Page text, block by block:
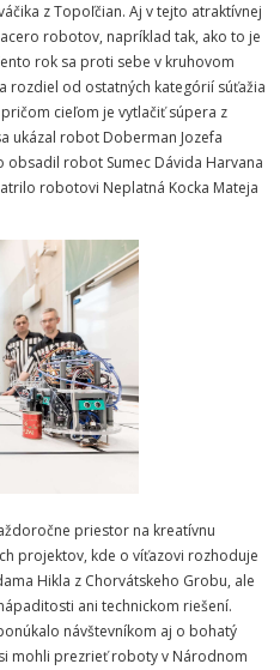
z Topoľčian. Aj v tejto atraktívnej
robotov, napríklad tak, ako to je
rok sa proti sebe v kruhovom
rozdiel od ostatných kategórií súťažia
cieľom je vytlačiť súpera z
ukázal robot Doberman Jozefa
obsadil robot Sumec Dávida Harvana
robotovi Neplatná Kocka Mateja
priestor na kreatívnu
projektov, kde o víťazovi rozhoduje
Hikla z Chorvátskeho Grobu, ale
ani technickom riešení.
návštevníkom aj o bohatý
mohli prezrieť roboty v Národnom